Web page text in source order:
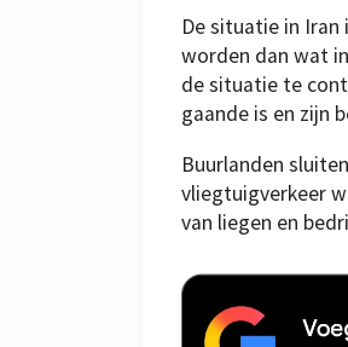
De situatie in Iran
worden dan wat
de situatie te
gaande is en zijn
Buurlanden
vliegtuigverkeer
van liegen en